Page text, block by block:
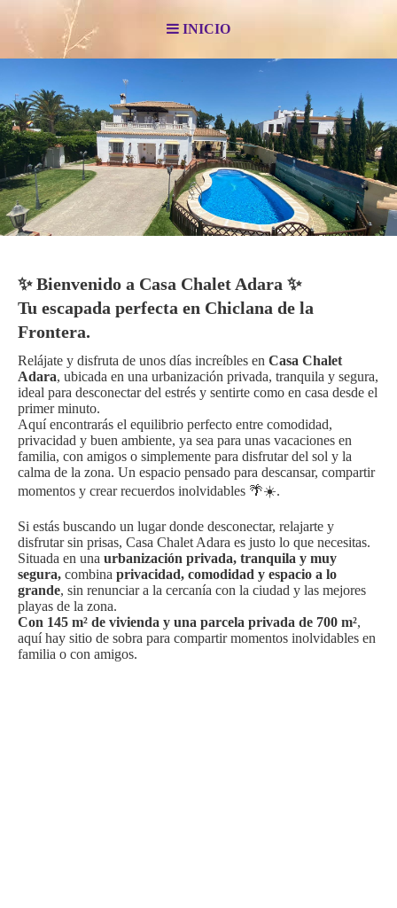
INICIO
✨Bienvenido a Casa Chalet Adara ✨
Tu escapada perfecta en Chiclana de la
Frontera.
Relájate y disfruta de unos días increíbles en Casa Chalet
Adara, ubicada en una urbanización privada, tranquila y segura,
ideal para desconectar del estrés y sentirte como en casa desde el
primer minuto.
Aquí encontrarás el equilibrio perfecto entre comodidad,
privacidad y buen ambiente, ya sea para unas vacaciones en
familia, con amigos o simplemente para disfrutar del sol y la
calma de la zona. Un espacio pensado para descansar, compartir
momentos y crear recuerdos inolvidables 🌴☀️.
Si estás buscando un lugar donde desconectar, relajarte y
disfrutar sin prisas, Casa Chalet Adara es justo lo que necesitas.
Situada en una urbanización privada, tranquila y muy
segura, combina privacidad, comodidad y espacio a lo
grande, sin renunciar a la cercanía con la ciudad y las mejores
playas de la zona.
Con 145 m² de vivienda y una parcela privada de 700 m²,
aquí hay sitio de sobra para compartir momentos inolvidables en
familia o con amigos.